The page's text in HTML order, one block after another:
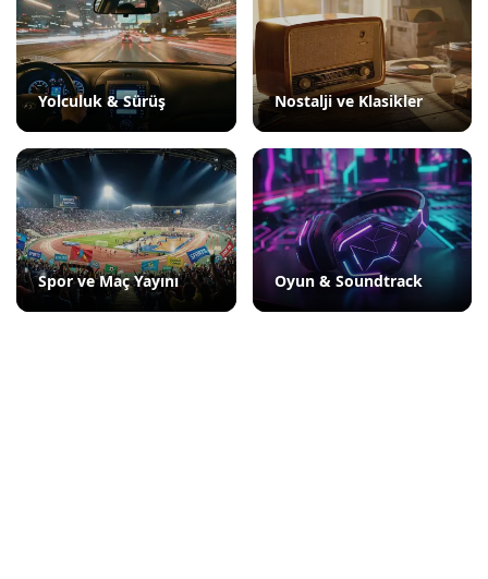
Yolculuk & Sürüş Nostalji ve Klasikler
Spor ve Maç Yayını Oyun & Soundtrack